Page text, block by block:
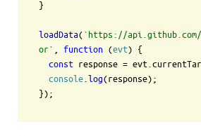
}
loadData( `https://api.github.com/
or`
function (evt) {
const response = evt.
console log(response);